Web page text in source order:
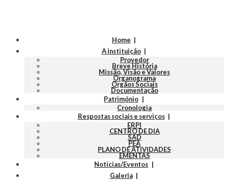
Home
A instituição
Provedor
Breve História
Missão, Visão e Valores
Organograma
Orgãos Sociais
Documentação
Património
Cronologia
Respostas sociais e serviços
ERPI
CENTRO DE DIA
SAD
PEA
PLANO DE ATIVIDADES
EMENTAS
Notícias/Eventos
Galeria